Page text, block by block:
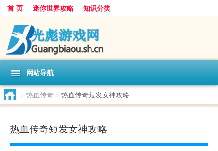
首 页 迷你世界攻略 知识分类
网站导航
> 热血传奇 > 热血传奇短发女神攻略
热血传奇短发女神攻略